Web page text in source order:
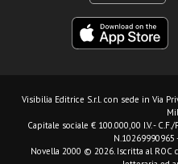
Visibilia Editrice S.r.l. con sede in Via
Capitale sociale € 100.000,00 I.V. -
N.10269990965
Novella 2000 © 2026. Iscritta al